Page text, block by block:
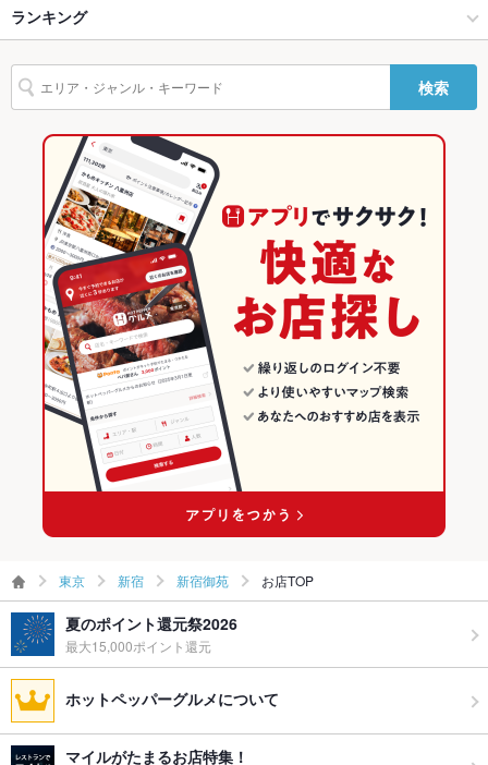
貸切
Wi-Fi あり
バリアフリ
あり ：店内に段差はありません。
あり ：近くにコインパーキングがございます。
バンド演奏 可
英語メニュ
あり
その他設備
コーヒーはハンドドリップ抽出。豆を挽き１杯１杯丁寧に淹れ
ております。
その他
なし ：飲み放題はございませんが、パーティープラン・コース
はご用意。
なし ：食べ放題はございませんが、パーティープラン・コース
ウェディン
グパーティ
ー二次会
お祝い・サ
プライズ対
応
新宿 × カフェ
新宿御苑前駅 × カフェ・スイーツ
新宿御苑前駅 × カフェ
新宿御苑 × カフェ
東京
東京 × カフェ・スイーツ
東京 × カフェ
新宿三丁目駅
ハヤシライス
ランキング
東京のグルメランキング
東京のカフェ・スイーツランキング
新宿のグルメランキング
新宿のカフェ・スイーツランキング
新宿御苑のグルメランキング
検索
東京 新宿 新宿御苑 お店TOP
夏のポイント還元祭2026
最大15,000ポイント還元
ホットペッパーグルメについて
マイルがたまるお店特集！